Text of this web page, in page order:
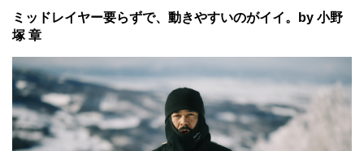
ミッドレイヤー要らずで、動きやすいのがイイ。by 小野
塚 章